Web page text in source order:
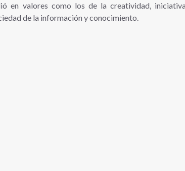
en valores como los de la creatividad,
de la información y conocimiento.